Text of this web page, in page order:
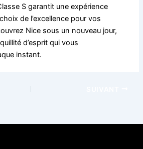
S garantit une expérience
de l’excellence pour vos
Nice sous un nouveau jour,
d’esprit qui vous
instant.